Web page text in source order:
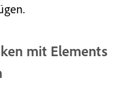
mit Elements